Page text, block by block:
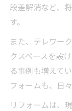
段差解消など、
す。
また、テレワー
クスペースを設
る事例も増えて
フォームも、日
リフォームは、